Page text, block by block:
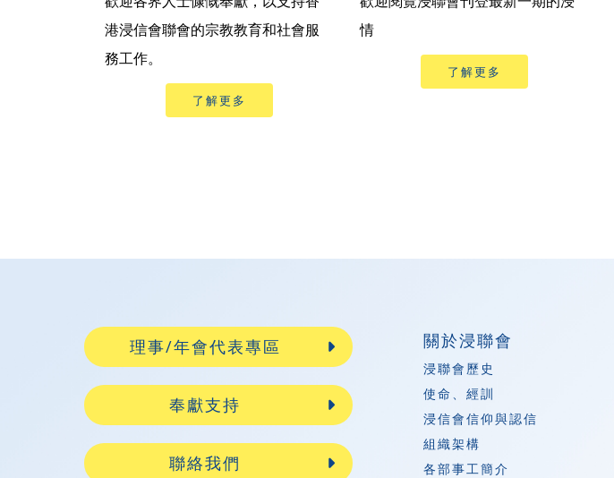
港浸信會聯會的宗教教育和社會服
務工作。
了解更多
情
了解更多
理事/年會代表專區
奉獻支持
聯絡我們
關於浸聯會
浸聯會歷史
使命、經訓
浸信會信仰與認信
組織架構
各部事工簡介